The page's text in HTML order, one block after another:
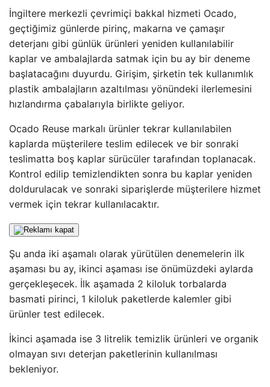
İngiltere merkezli çevrimiçi bakkal hizmeti Ocado,
geçtiğimiz günlerde pirinç, makarna ve çamaşır
deterjanı gibi günlük ürünleri yeniden kullanılabilir
kaplar ve ambalajlarda satmak için bu ay bir deneme
başlatacağını duyurdu. Girişim, şirketin tek kullanımlık
plastik ambalajların azaltılması yönündeki ilerlemesini
hızlandırma çabalarıyla birlikte geliyor.
Ocado Reuse markalı ürünler tekrar kullanılabilen
kaplarda müşterilere teslim edilecek ve bir sonraki
teslimatta boş kaplar sürücüler tarafından toplanacak.
Kontrol edilip temizlendikten sonra bu kaplar yeniden
doldurulacak ve sonraki siparişlerde müşterilere hizmet
vermek için tekrar kullanılacaktır.
Şu anda iki aşamalı olarak yürütülen denemelerin ilk
aşaması bu ay, ikinci aşaması ise önümüzdeki aylarda
gerçekleşecek. İlk aşamada 2 kiloluk torbalarda
basmati pirinci, 1 kiloluk paketlerde kalemler gibi
ürünler test edilecek.
İkinci aşamada ise 3 litrelik temizlik ürünleri ve organik
olmayan sıvı deterjan paketlerinin kullanılması
bekleniyor.